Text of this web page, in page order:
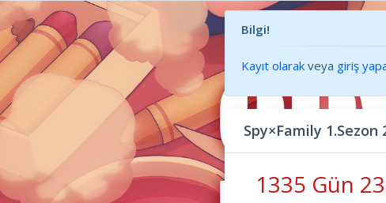
Bilgi!
Kayıt olarak veya giriş
Spy×Family
1335 Gün